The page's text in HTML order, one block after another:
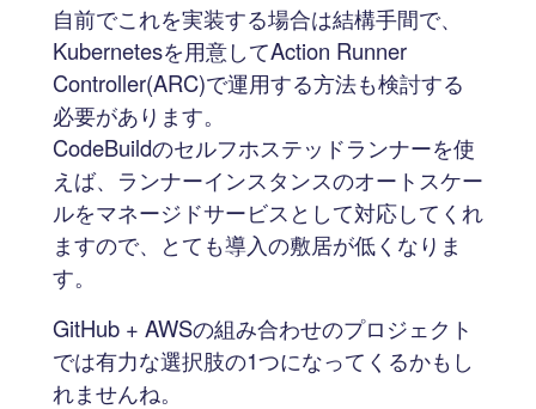
自前でこれを実装する場合は結構手間で、
Kubernetesを用意してAction Runner
Controller(ARC)で運用する方法も検討する
必要があります。
CodeBuildのセルフホステッドランナーを使
えば、ランナーインスタンスのオートスケー
ルをマネージドサービスとして対応してくれ
ますので、とても導入の敷居が低くなりま
す。
GitHub + AWSの組み合わせのプロジェクト
では有力な選択肢の1つになってくるかもし
れませんね。